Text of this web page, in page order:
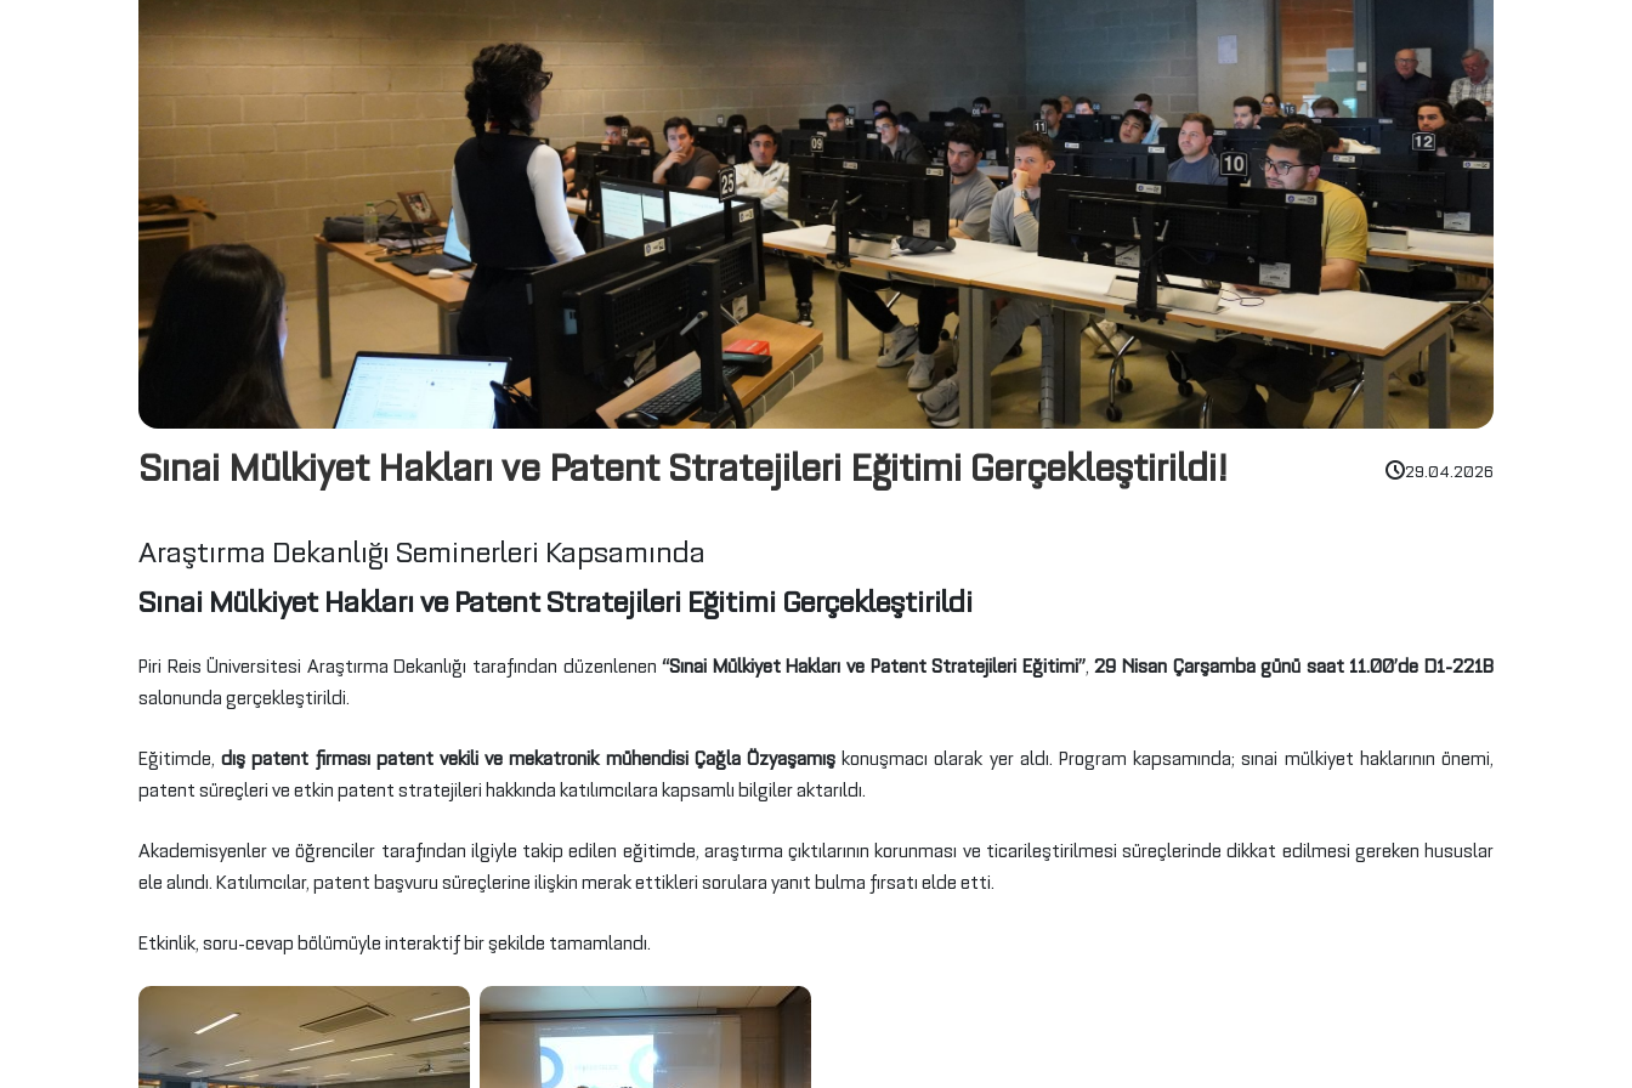
Sınai Mülkiyet Hakları ve Patent Stratejileri Eğitimi Gerçekleştirildi! 29.04.2026
Araştırma Dekanlığı Seminerleri Kapsamında
Sınai Mülkiyet Hakları ve Patent Stratejileri Eğitimi Gerçekleştirildi
Piri Reis Üniversitesi Araştırma Dekanlığı tarafından düzenlenen“Sınai Mülkiyet Hakları ve Patent Stratejileri Eğitimi”,29 Nisan Çarşamba günü saat 11.00’de D1-221B
salonunda gerçekleştirildi.
Eğitimde,dış patent firması patent vekili ve mekatronik mühendisi Çağla Özyaşamış konuşmacı olarak yer aldı. Program kapsamında; sınai mülkiyet haklarının önemi,
patent süreçleri ve etkin patent stratejileri hakkında katılımcılara kapsamlı bilgiler aktarıldı.
Akademisyenler ve öğrenciler tarafından ilgiyle takip edilen eğitimde, araştırma çıktılarının korunması ve ticarileştirilmesi süreçlerinde dikkat edilmesi gereken hususlar
ele alındı. Katılımcılar, patent başvuru süreçlerine ilişkin merak ettikleri sorulara yanıt bulma fırsatı elde etti.
Etkinlik, soru-cevap bölümüyle interaktif bir şekilde tamamlandı.